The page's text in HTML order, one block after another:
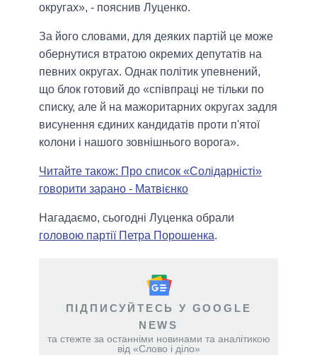
округах», - пояснив Луценко.
За його словами, для деяких партій це може
обернутися втратою окремих депутатів на
певних округах. Однак політик упевнений,
що блок готовий до «співпраці не тільки по
списку, але й на мажоритарних округах задля
висунення єдиних кандидатів проти п'ятої
колони і нашого зовнішнього ворога».
Читайте також: Про список «Солідарністі»
говорити зарано - Матвієнко
Нагадаємо, сьогодні Луценка обрали
головою партії Петра Порошенка.
ПІДПИСУЙТЕСЬ У GOOGLE
NEWS
та стежте за останніми новинами та аналітикою
від «Слово і діло»